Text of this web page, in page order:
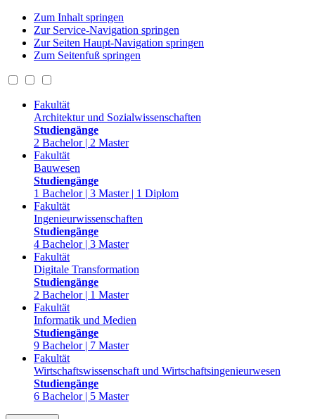
Zum Inhalt springen
Zur Service-Navigation springen
Zur Seiten Haupt-Navigation springen
Zum Seitenfuß springen
Fakultät
Architektur und Sozialwissenschaften
Studiengänge
2 Bachelor | 2 Master
Fakultät
Bauwesen
Studiengänge
1 Bachelor | 3 Master | 1 Diplom
Fakultät
Ingenieurwissenschaften
Studiengänge
4 Bachelor | 3 Master
Fakultät
Digitale Transformation
Studiengänge
2 Bachelor | 1 Master
Fakultät
Informatik und Medien
Studiengänge
9 Bachelor | 7 Master
Fakultät
Wirtschaftswissenschaft und Wirtschaftsingenieurwesen
Studiengänge
6 Bachelor | 5 Master